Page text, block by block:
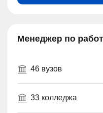
Менеджер по
46 вузов
33 колледжа